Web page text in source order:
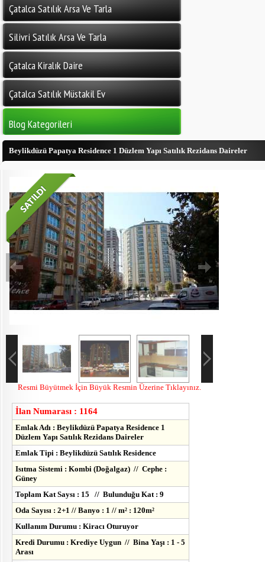
Çatalca Satılık Arsa Ve Tarla
Silivri Satılık Arsa Ve Tarla
Çatalca Kiralık Daire
Çatalca Satılık Müstakil Ev
Blog Kategorileri
Beylikdüzü Papatya Residence 1 Düzlem Yapı Satılık Rezidans Daireler
Resmi Büyütmek İçin Büyük Resmin Üzerine Tıklayınız.
İlan Numarası : 1164
Emlak Adı : Beylikdüzü Papatya Residence 1
Düzlem Yapı Satılık Rezidans Daireler
Emlak Tipi : Beylikdüzü Satılık Residence
Isıtma Sistemi : Kombi (Doğalgaz) // Cephe :
Güney
Toplam Kat Saysı : 15 // Bulunduğu Kat : 9
Oda Sayısı : 2+1 // Banyo : 1 // m² : 120m²
Kullanım Durumu : Kiracı Oturuyor
Kredi Durumu : Krediye Uygun // Bina Yaşı : 1 - 5
Arası